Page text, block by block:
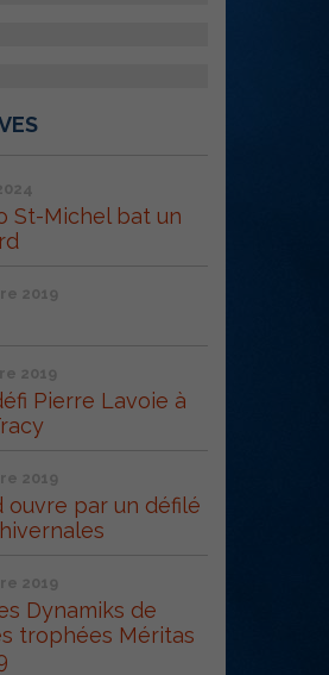
St-Michel bat un
2019
2019
Pierre Lavoie à
2019
ouvre par un défilé
2019
Dynamiks de
trophées Méritas